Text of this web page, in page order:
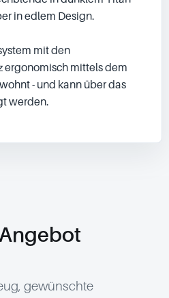
in edlem Design.
mit den
ergonomisch mittels dem
- und kann über das
werden.
gewünschte